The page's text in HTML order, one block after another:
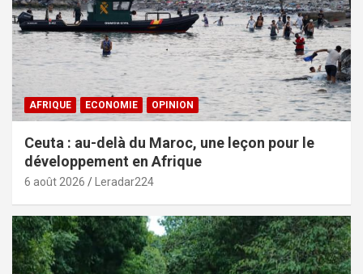
AFRIQUE ECONOMIE OPINION
Ceuta : au-delà du Maroc, une leçon pour le
développement en Afrique
6 août 2026 Leradar224